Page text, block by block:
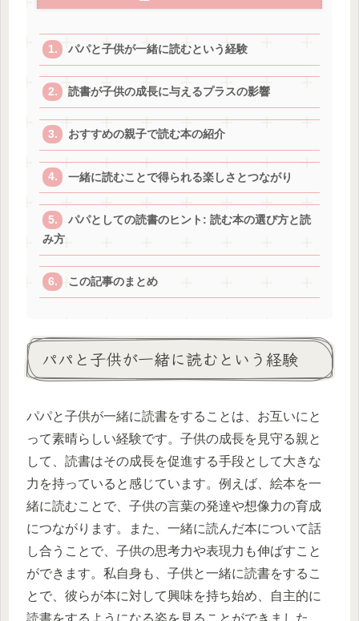
パパと子供が一緒に読むという経験
読書が子供の成長に与えるプラスの影響
おすすめの親子で読む本の紹介
一緒に読むことで得られる楽しさとつながり
パパとしての読書のヒント: 読む本の選び方と読
み方
この記事のまとめ
パパと子供が一緒に読むという経験
パパと子供が一緒に読書をすることは、お互いにと
って素晴らしい経験です。子供の成長を見守る親と
して、読書はその成長を促進する手段として大きな
力を持っていると感じています。例えば、絵本を一
緒に読むことで、子供の言葉の発達や想像力の育成
につながります。また、一緒に読んだ本について話
し合うことで、子供の思考力や表現力も伸ばすこと
ができます。私自身も、子供と一緒に読書をするこ
とで、彼らが本に対して興味を持ち始め、自主的に
読書をするようになる姿を見ることができました。